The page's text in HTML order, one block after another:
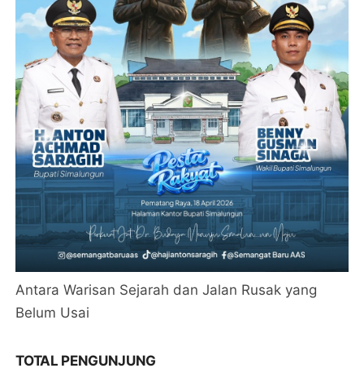
Antara Warisan Sejarah dan Jalan Rusak yang
Belum Usai
TOTAL PENGUNJUNG